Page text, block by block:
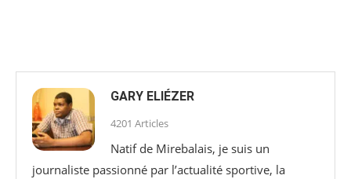
GARY ELIÉZER
4201 Articles
Natif de Mirebalais, je suis un
journaliste passionné par l’actualité sportive, la